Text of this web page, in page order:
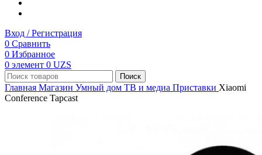
Вход / Регистрация
0 Сравнить
0 Избранное
0 элемент 0 UZS
Поиск
Главная Магазин Умный дом ТВ и медиа Приставки Xiaomi
Conference Tapcast